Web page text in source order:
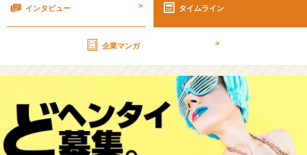
の
タ
イ
ラ
イ
ン】
|
インタビュー > タイムライン
企業マンガ >